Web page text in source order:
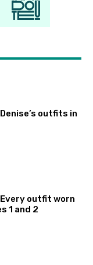
Denise’s outfits in
Every outfit worn
1 and 2